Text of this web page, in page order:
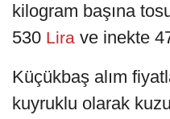
kilogram başına
530 Lira ve inekte
Küçükbaş alım
kuyruklu olarak